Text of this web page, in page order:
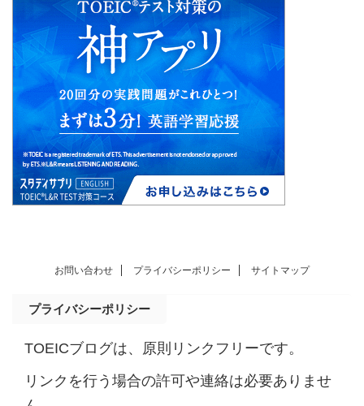
お問い合わせ プライバシーポリシー サイトマップ
プライバシーポリシー
TOEICブログは、原則リンクフリーです。
リンクを行う場合の許可や連絡は必要ありませ